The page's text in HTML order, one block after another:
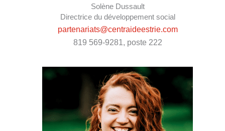
Solène Dussault
Directrice du développement social
partenariats@centraideestrie.com
819 569-9281, poste 222